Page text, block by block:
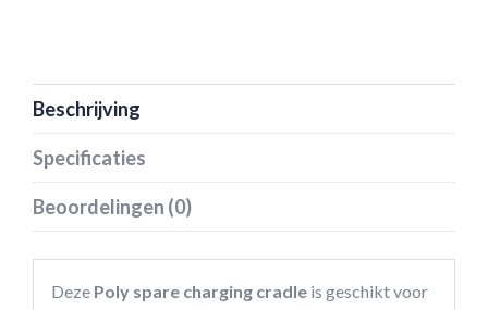
Beschrijving
Specificaties
Beoordelingen (0)
Deze Poly spare charging cradleis geschikt voor